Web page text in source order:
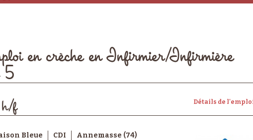
en crèche en Infirmier/Infirmière
5
Détails de
f
Bleue CDI
Annemasse (74)